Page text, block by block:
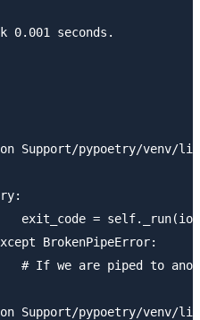
0.001 seconds.
Support/pypoetry/venv/
exit_code = self._run(io)
BrokenPipeError:
# If we are piped to
Support/pypoetry/venv/